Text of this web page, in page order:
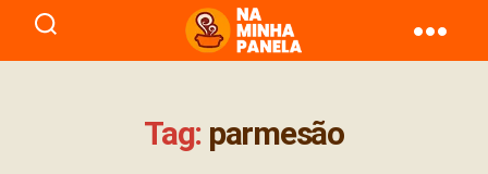
naminhapanela.com
Tag: parmesão